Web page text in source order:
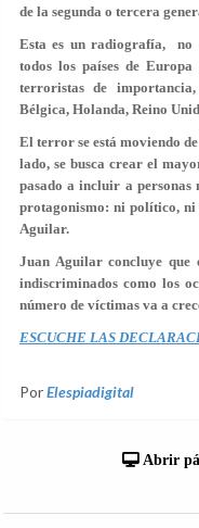
de la segunda o tercera
Esta es un radiografía, no
todos los países de
terroristas de
Bélgica, Holanda, Reino
El terror se está moviendo
lado, se busca crear el
pasado a incluir a personas
protagonismo: ni político, ni
Aguilar.
Juan Aguilar concluye que
indiscriminados como los
número de víctimas va a
ESCUCHE LAS
PorElespiadigital
Abrir